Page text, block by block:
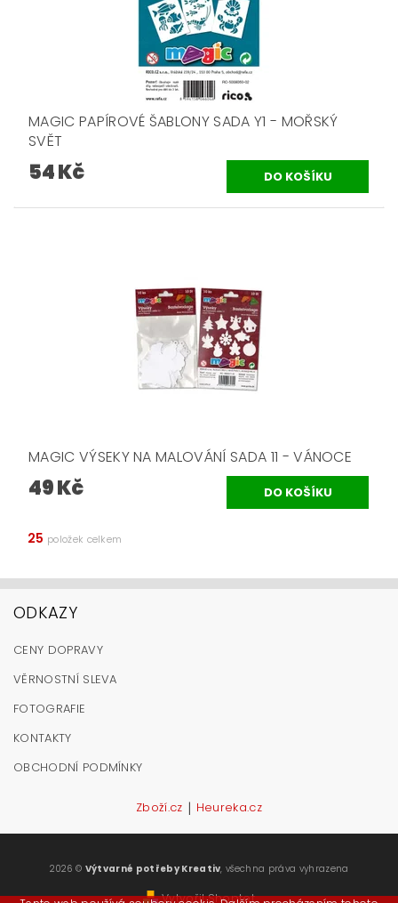
MAGIC PAPÍROVÉ ŠABLONY SADA Y1 - MOŘSKÝ
SVĚT
54 Kč
MAGIC VÝSEKY NA MALOVÁNÍ SADA 11 - VÁNOCE
49 Kč
25 položek celkem
ODKAZY
CENY DOPRAVY
VĚRNOSTNÍ SLEVA
FOTOGRAFIE
KONTAKTY
OBCHODNÍ PODMÍNKY
Zboží.cz | Heureka.cz
2026 © Výtvarné potřeby Kreativ, všechna práva vyhrazena
Vytvořil Shoptet